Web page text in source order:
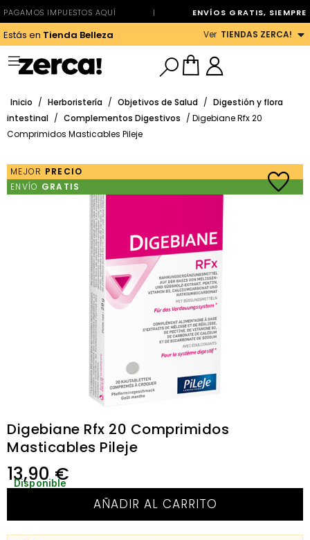
PAGAMOS IMPUESTOS AQUÍ | ENVÍOS GRATIS, SIEMPRE
Estás en Tienda Belleza Ver TIENDAS ZERCA!
Inicio / Herboristería / Objetivos de Salud / Digestión y flora
intestinal / Complementos Digestivos / Digebiane Rfx 20
Comprimidos Masticables Pileje
MEJOR PRECIO
ENVÍO GRATIS
Digebiane Rfx 20 Comprimidos
Masticables Pileje
13,90€
Disponible
AÑADIR AL CARRITO